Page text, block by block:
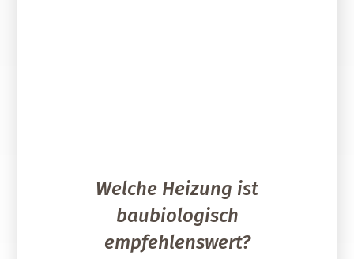
Welche Heizung ist
baubiologisch
empfehlenswert?